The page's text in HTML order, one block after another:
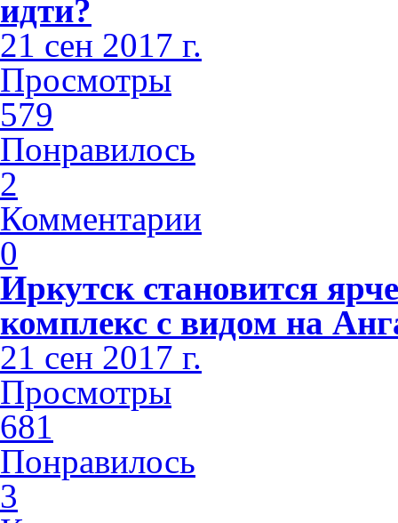
идти?
21 сен 2017 г.
Просмотры
579
Понравилось
2
Комментарии
0
Иркутск становится
комплекс с видом на
21 сен 2017 г.
Просмотры
681
Понравилось
3